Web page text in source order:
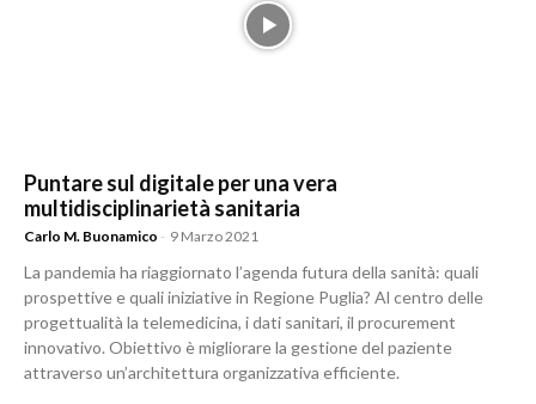
Puntare sul digitale per una vera
multidisciplinarietà sanitaria
Carlo M. Buonamico - 9 Marzo 2021
La pandemia ha riaggiornato l’agenda futura della sanità: quali
prospettive e quali iniziative in Regione Puglia? Al centro delle
progettualità la telemedicina, i dati sanitari, il procurement
innovativo. Obiettivo è migliorare la gestione del paziente
attraverso un’architettura organizzativa efficiente.